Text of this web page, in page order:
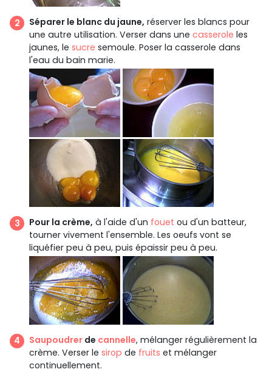
Séparer le blanc du jaune, réserver les blancs pour
une autre utilisation. Verser dans une casserole les
jaunes, le sucre semoule. Poser la casserole dans
l'eau du bain marie.
Pour la crème, à l'aide d'un fouet ou d'un batteur,
tourner vivement l'ensemble. Les oeufs vont se
liquéfier peu à peu, puis épaissir peu à peu.
Saupoudrer de cannelle, mélanger régulièrement la
crème. Verser le sirop de fruits et mélanger
continuellement.